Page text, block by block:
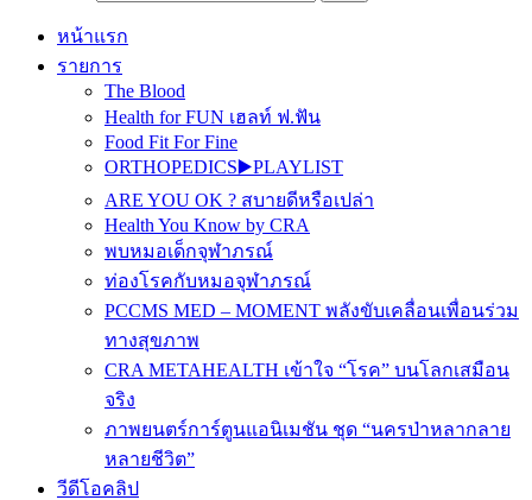
หน้าแรก
รายการ
The Blood
Health for FUN เฮลท์ ฟ.ฟัน
Food Fit For Fine
ORTHOPEDICS▶️PLAYLIST
ARE YOU OK ? สบายดีหรือเปล่า
Health You Know by CRA
พบหมอเด็กจุฬาภรณ์
ท่องโรคกับหมอจุฬาภรณ์
PCCMS MED – MOMENT พลังขับเคลื่อนเพื่อนร่วม
ทางสุขภาพ
CRA METAHEALTH เข้าใจ “โรค” บนโลกเสมือน
จริง
ภาพยนตร์การ์ตูนแอนิเมชัน ชุด “นครป่าหลากลาย
หลายชีวิต”
วีดีโอคลิป